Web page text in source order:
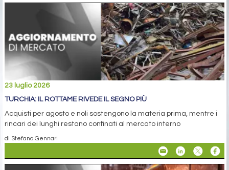
23 luglio 2026
TURCHIA: IL ROTTAME RIVEDE IL SEGNO PIÙ
Acquisti per agosto e noli sostengono la materia prima, mentre i
rincari dei lunghi restano confinati al mercato interno
di Stefano Gennari